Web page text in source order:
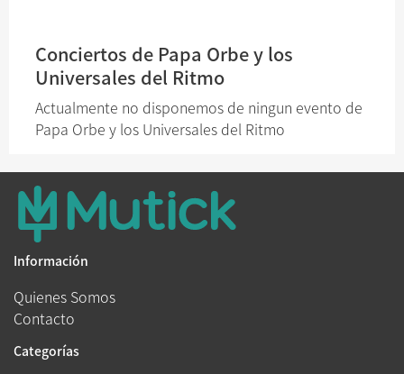
Conciertos de Papa Orbe y los
Universales del Ritmo
Actualmente no disponemos de ningun evento de
Papa Orbe y los Universales del Ritmo
Información
Quienes Somos
Contacto
Categorías